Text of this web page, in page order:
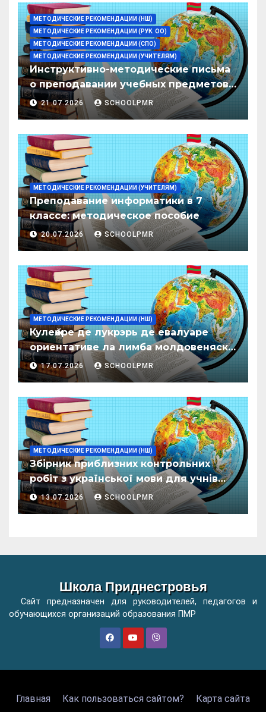
МЕТОДИЧЕСКИЕ РЕКОМЕНДАЦИИ (НШ)
МЕТОДИЧЕСКИЕ РЕКОМЕНДАЦИИ (РУК. ОО)
МЕТОДИЧЕСКИЕ РЕКОМЕНДАЦИИ (СПО)
МЕТОДИЧЕСКИЕ РЕКОМЕНДАЦИИ (УЧИТЕЛЯМ)
Инструктивно-методические письма
о преподавании учебных предметов/
дисциплин в организациях
образования ПМР на 2026/27 уч. год
21.07.2026 SCHOOLPMR
МЕТОДИЧЕСКИЕ РЕКОМЕНДАЦИИ (УЧИТЕЛЯМ)
Преподавание информатики в 7
классе: методическое пособие
20.07.2026 SCHOOLPMR
МЕТОДИЧЕСКИЕ РЕКОМЕНДАЦИИ (НШ)
Кулеӂере де лукрэрь де евалуаре
ориентативе ла лимба молдовеняскэ
пентру елевий класелор примаре але
организациилор де ынвэцэмынт
17.07.2026 SCHOOLPMR
МЕТОДИЧЕСКИЕ РЕКОМЕНДАЦИИ (НШ)
Збірник приблизних контрольних
робіт з української мови для учнів
початкових класів організацій
загальної освіти
13.07.2026 SCHOOLPMR
Школа Приднестровья
Сайт предназначен для руководителей, педагогов и
обучающихся организаций образования ПМР
Главная Как пользоваться сайтом? Карта сайта